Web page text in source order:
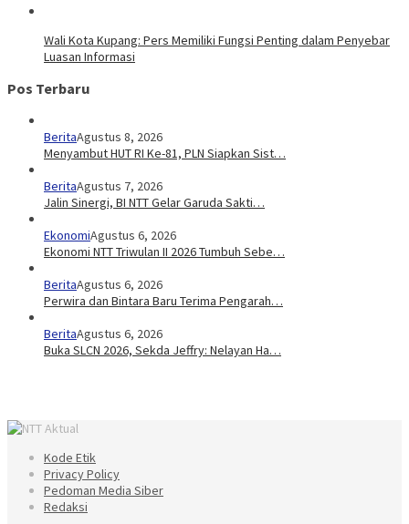
Wali Kota Kupang: Pers Memiliki Fungsi Penting dalam Penyebar
Luasan Informasi
Pos Terbaru
BeritaAgustus 8, 2026
Menyambut HUT RI Ke-81, PLN Siapkan Sist…
BeritaAgustus 7, 2026
Jalin Sinergi, BI NTT Gelar Garuda Sakti…
EkonomiAgustus 6, 2026
Ekonomi NTT Triwulan II 2026 Tumbuh Sebe…
BeritaAgustus 6, 2026
Perwira dan Bintara Baru Terima Pengarah…
BeritaAgustus 6, 2026
Buka SLCN 2026, Sekda Jeffry: Nelayan Ha…
Kode Etik
Privacy Policy
Pedoman Media Siber
Redaksi